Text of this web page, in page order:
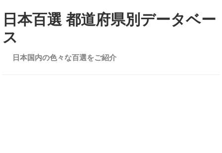
日本百選 都道府県別データベー
ス
日本国内の色々な百選をご紹介